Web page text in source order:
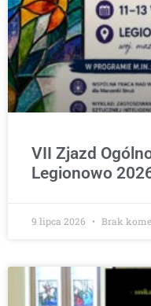
VII Zjazd
Legionowo
9 lipca 2026 Brak